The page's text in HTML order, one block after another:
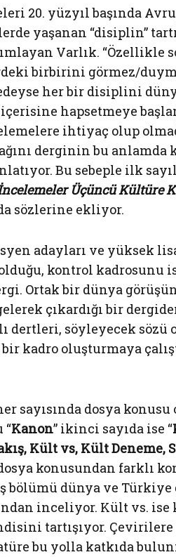
20. yüzyıl başında
yaşanan “disiplin”
Varlık. “Özellikle
birbirini görmez/
her bir disiplini
hapsetmeye
ihtiyaç olup
derginin bu anlamda
Bu sebeple ilk
Üçüncü Kültüre
sözlerine ekliyor.
adayları ve yüksek
kontrol kadrosunu
Ortak bir dünya
çıkardığı bir
dertleri, söyleyecek sözü
kadro oluşturmaya
sayısında dosya
“Kanon” ikinci sayıda ise “
Kült vs, Kült Deneme,
konusundan farklı
bölümü dünya ve
inceliyor. Kült vs.
tartışıyor. Çevirilere
bu yolla katkıda